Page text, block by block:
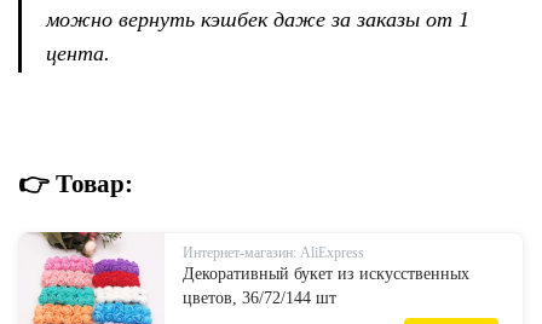
можно вернуть кэшбек даже за заказы от 1
цента.
👉 Товар:
Интернет-магазин: AliExpress
Декоративный букет из искусственных
цветов, 36/72/144 шт